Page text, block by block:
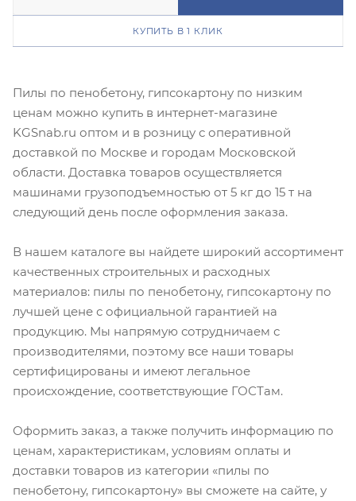
КУПИТЬ В 1 КЛИК
Пилы по пенобетону, гипсокартону по низким
ценам можно купить в интернет-магазине
KGSnab.ru оптом и в розницу с оперативной
доставкой по Москве и городам Московской
области. Доставка товаров осуществляется
машинами грузоподъемностью от 5 кг до 15 т на
следующий день после оформления заказа.
В нашем каталоге вы найдете широкий ассортимент
качественных строительных и расходных
материалов: пилы по пенобетону, гипсокартону по
лучшей цене с официальной гарантией на
продукцию. Мы напрямую сотрудничаем с
производителями, поэтому все наши товары
сертифицированы и имеют легальное
происхождение, соответствующие ГОСТам.
Оформить заказ, а также получить информацию по
ценам, характеристикам, условиям оплаты и
доставки товаров из категории «пилы по
пенобетону, гипсокартону» вы сможете на сайте, у